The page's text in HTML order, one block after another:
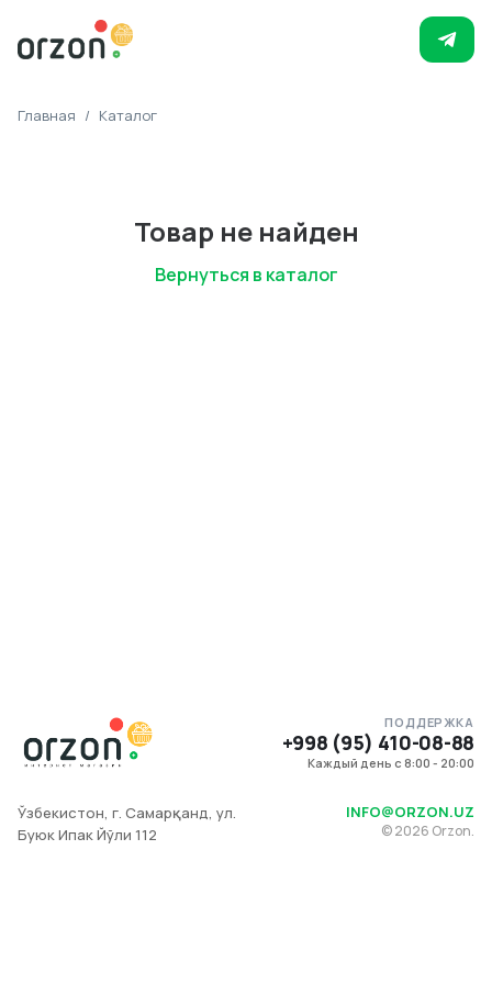
Главная / Каталог
Товар не найден
Вернуться в каталог
ПОДДЕРЖКА
+998 (95) 410-08-88
Каждый день с 8:00 - 20:00
Ўзбекистон, г. Самарқанд, ул.
Буюк Ипак Йўли 112
INFO@ORZON.UZ
©2026 Orzon.